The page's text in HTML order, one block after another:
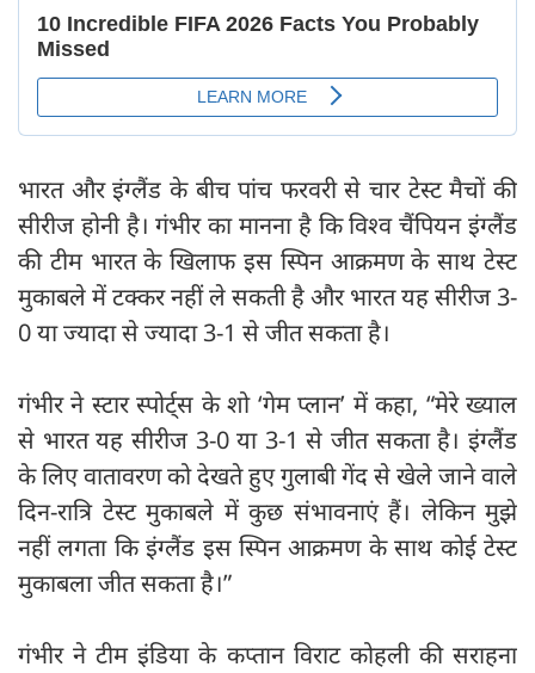
भारत और इंग्लैंड के बीच पांच फरवरी से चार टेस्ट मैचों की
सीरीज होनी है। गंभीर का मानना है कि विश्व चैंपियन इंग्लैंड
की टीम भारत के खिलाफ इस स्पिन आक्रमण के साथ टेस्ट
मुकाबले में टक्कर नहीं ले सकती है और भारत यह सीरीज 3-
0 या ज्यादा से ज्यादा 3-1 से जीत सकता है।
गंभीर ने स्टार स्पोर्ट्स के शो ‘गेम प्लान’ में कहा, “मेरे ख्याल
से भारत यह सीरीज 3-0 या 3-1 से जीत सकता है। इंग्लैंड
के लिए वातावरण को देखते हुए गुलाबी गेंद से खेले जाने वाले
दिन-रात्रि टेस्ट मुकाबले में कुछ संभावनाएं हैं। लेकिन मुझे
नहीं लगता कि इंग्लैंड इस स्पिन आक्रमण के साथ कोई टेस्ट
मुकाबला जीत सकता है।”
गंभीर ने टीम इंडिया के कप्तान विराट कोहली की सराहना